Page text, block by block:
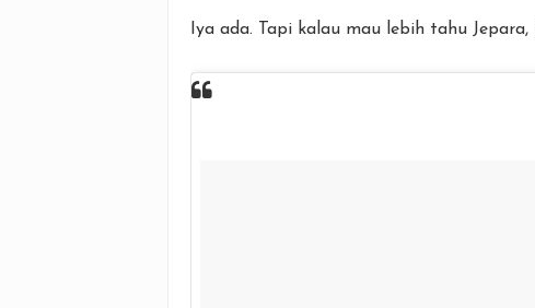
Iya ada. Tapi kalau mau lebih tahu